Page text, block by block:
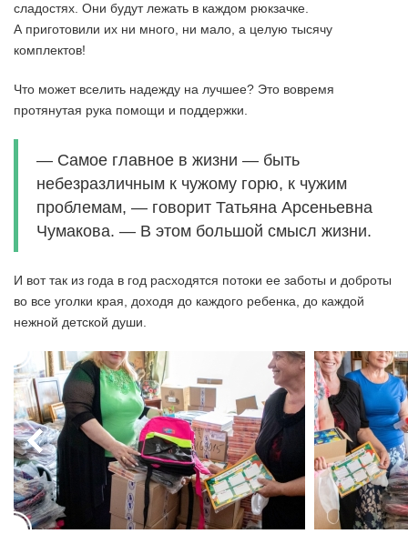
сладостях. Они будут лежать в каждом рюкзачке.
А приготовили их ни много, ни мало, а целую тысячу
комплектов!
Что может вселить надежду на лучшее? Это вовремя
протянутая рука помощи и поддержки.
— Самое главное в жизни — быть
небезразличным к чужому горю, к чужим
проблемам, — говорит Татьяна Арсеньевна
Чумакова. — В этом большой смысл жизни.
И вот так из года в год расходятся потоки ее заботы и доброты
во все уголки края, доходя до каждого ребенка, до каждой
нежной детской души.